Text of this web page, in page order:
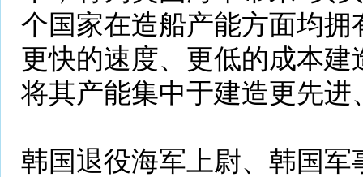
个国家在造船产能方面均拥
更快的速度、更低的成本
将其产能集中于建造更先
韩国退役海军上尉、韩国